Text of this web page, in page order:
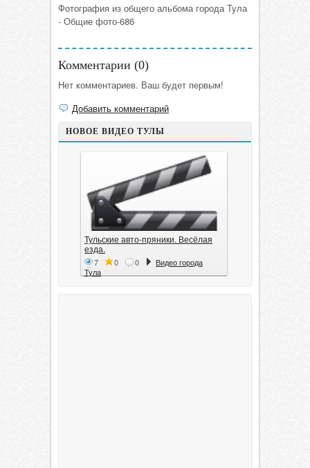
Фотография из общего альбома города Тула
- Общие фото-686
Комментарии (0)
Нет комментариев. Ваш будет первым!
Добавить комментарий
НОВОЕ ВИДЕО ТУЛЫ
Тульские авто-пряники. Весёлая
езда.
7 0 0
Видео города
Тула